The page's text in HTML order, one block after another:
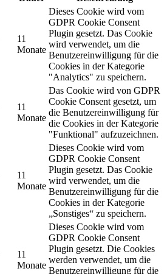
11
Monate
Dieses Cookie wird vom
GDPR Cookie Consent
Plugin gesetzt. Das Cookie
wird verwendet, um die
Benutzereinwilligung für die
Cookies in der Kategorie
"Analytics" zu speichern.
11
Monate
Das Cookie wird von GDPR
Cookie Consent gesetzt, um
die Benutzereinwilligung für
die Cookies in der Kategorie
"Funktional" aufzuzeichnen.
11
Monate
Dieses Cookie wird vom
GDPR Cookie Consent
Plugin gesetzt. Das Cookie
wird verwendet, um die
Benutzereinwilligung für die
Cookies in der Kategorie
„Sonstiges“ zu speichern.
11
Monate
Dieses Cookie wird vom
GDPR Cookie Consent
Plugin gesetzt. Die Cookies
werden verwendet, um die
Benutzereinwilligung für die